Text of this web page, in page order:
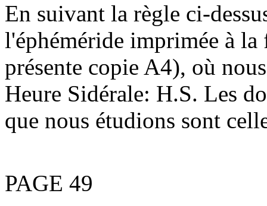
En suivant la règle ci-
l'éphéméride imprimée à
présente copie A4), où
Heure Sidérale: H.S. Les
que nous étudions sont
PAGE 49